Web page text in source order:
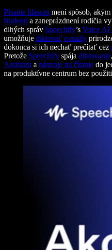
Písanie hlasom mení spôsob,
študenti a zaneprázdnení rodičia
dlhých správ Speechify’s Voice AI
umožňuje diktovať e-maily
dokonca si ich nechať prečítať cez
Pretože Speechify spája diktovanie,
Assistant a nástroje na čítanie do
na produktívne centrum bez